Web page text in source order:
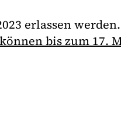
erlassen
können bis zum 17.